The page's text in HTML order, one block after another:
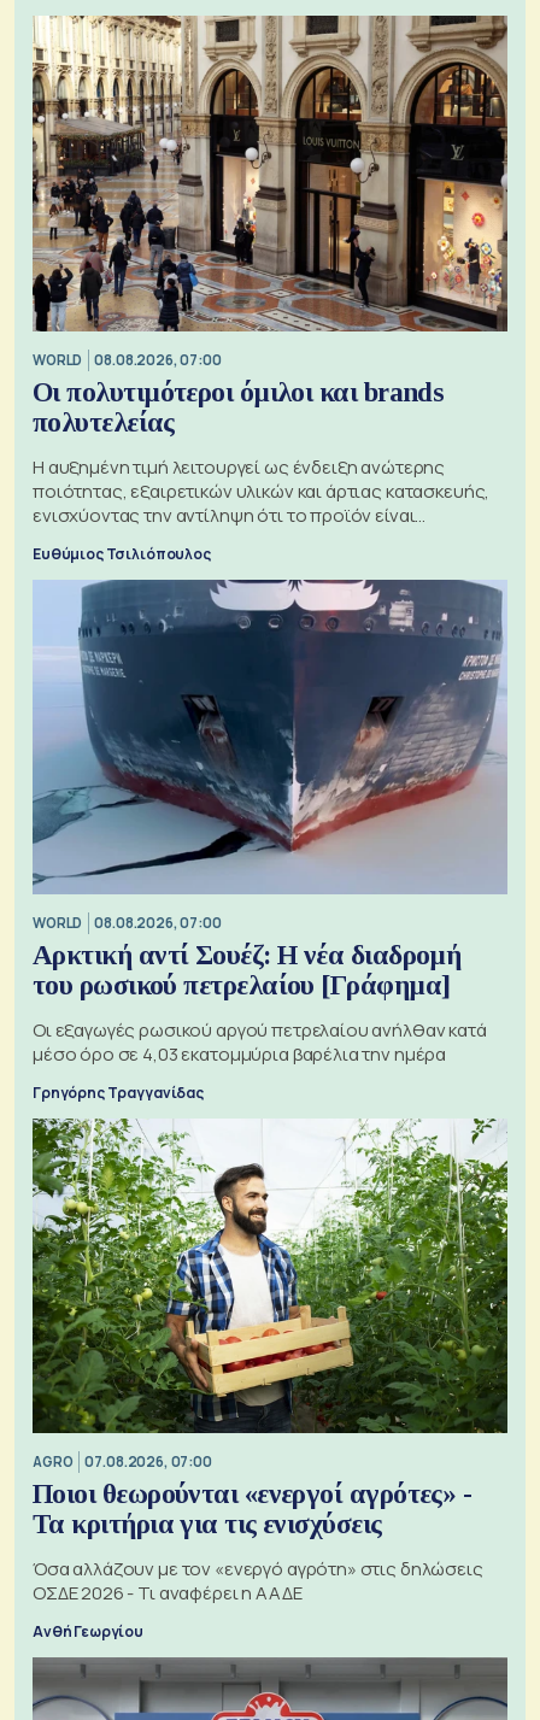
WORLD 08.08.2026, 07:00
Οι πολυτιμότεροι όμιλοι και brands
πολυτελείας
Η αυξημένη τιμή λειτουργεί ως ένδειξη ανώτερης
ποιότητας, εξαιρετικών υλικών και άρτιας κατασκευής,
ενισχύοντας την αντίληψη ότι το προϊόν είναι
Ευθύμιος Τσιλιόπουλος
WORLD 08.08.2026, 07:00
Αρκτική αντί Σουέζ: Η νέα διαδρομή
του ρωσικού πετρελαίου [Γράφημα]
Οι εξαγωγές ρωσικού αργού πετρελαίου ανήλθαν κατά
μέσο όρο σε 4,03 εκατομμύρια βαρέλια την ημέρα
Γρηγόρης Τραγγανίδας
AGRO 07.08.2026, 07:00
Ποιοι θεωρούνται «ενεργοί αγρότες» -
Τα κριτήρια για τις ενισχύσεις
Όσα αλλάζουν με τον «ενεργό αγρότη» στις δηλώσεις
ΟΣΔΕ 2026 - Τι αναφέρει η ΑΑΔΕ
Ανθή Γεωργίου